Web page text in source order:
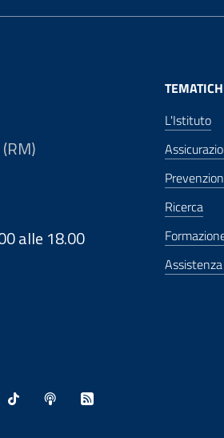
alle 18.00
L'Istituto
Ricerca